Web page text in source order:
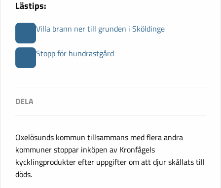
Lästips:
Villa brann ner till grunden i Sköldinge
Stopp för hundrastgård
Oxelösunds kommun tillsammans med flera andra
kommuner stoppar inköpen av Kronfågels
kycklingprodukter efter uppgifter om att djur skållats till
döds.